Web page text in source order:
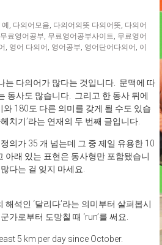
, 다의어모음, 다의어의뜻 다의어뜻, 다의어
무료영어공부, 무료영어공부사이트, 무료영어
, 영어 다의어 , 영어공부, 영어단어다의어 , 이
는 다의어가 많다는 것입니다. 문맥에 따
동사도 많습니다. 그리고 한 동사 뒤에
180도 다른 의미를 갖게 될 수도 있습
치기’라는 연재의 두 번째 글입니다.
의가 35 개 넘는데 그 중 제일 유용한 10
아래 있는 표현은 동사형만 포함됐습니
다는 걸 잊지 마세요.
석인 ‘달리다’라는 의미부터 살펴봅시
가로부터 도망칠 때 ‘run’를 써요.
5 km per day since October.